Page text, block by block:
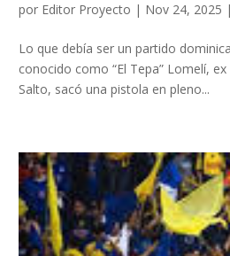
por Editor Proyecto | Nov 24, 2025 |
Lo que debía ser un partido
conocido como “El Tepa” Lomelí,
Salto, sacó una pistola en pleno...